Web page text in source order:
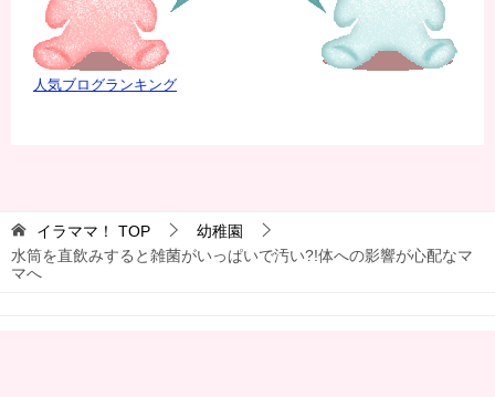
人気ブログランキング
イラママ！ TOP
幼稚園
水筒を直飲みすると雑菌がいっぱいで汚い?!体への影響が心配なマ
マへ